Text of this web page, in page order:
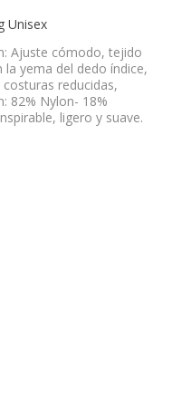
Unisex
Ajuste cómodo, tejido
yema del dedo índice,
reducidas,
82% Nylon- 18%
ligero y suave.